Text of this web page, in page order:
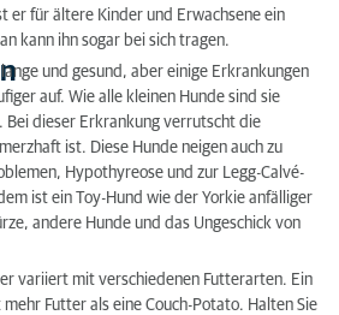
er für ältere Kinder und Erwachsene ein
kann ihn sogar bei sich tragen.
und gesund, aber einige Erkrankungen
auf. Wie alle kleinen Hunde sind sie
Bei dieser Erkrankung verrutscht die
ist. Diese Hunde neigen auch zu
Hypothyreose und zur Legg-Calvé-
ist ein Toy-Hund wie der Yorkie anfälliger
andere Hunde und das Ungeschick von
variiert mit verschiedenen Futterarten. Ein
Futter als eine Couch-Potato. Halten Sie